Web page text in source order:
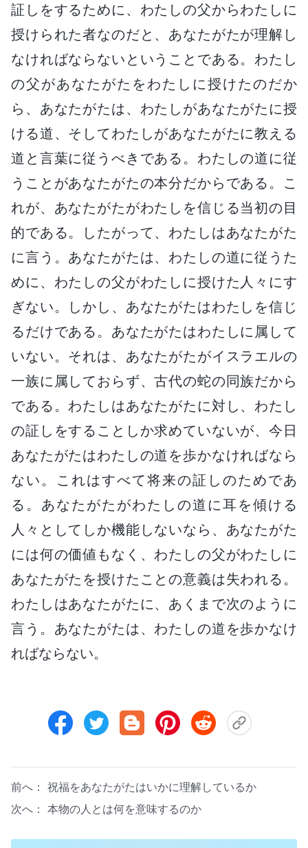
証しをするために、わたしの父からわたしに
授けられた者なのだと、あなたがたが理解し
なければならないということである。わたし
の父があなたがたをわたしに授けたのだか
ら、あなたがたは、わたしがあなたがたに授
ける道、そしてわたしがあなたがたに教える
道と言葉に従うべきである。わたしの道に従
うことがあなたがたの本分だからである。こ
れが、あなたがたがわたしを信じる当初の目
的である。したがって、わたしはあなたがた
に言う。あなたがたは、わたしの道に従うた
めに、わたしの父がわたしに授けた人々にす
ぎない。しかし、あなたがたはわたしを信じ
るだけである。あなたがたはわたしに属して
いない。それは、あなたがたがイスラエルの
一族に属しておらず、古代の蛇の同族だから
である。わたしはあなたがたに対し、わたし
の証しをすることしか求めていないが、今日
あなたがたはわたしの道を歩かなければなら
ない。これはすべて将来の証しのためであ
る。あなたがたがわたしの道に耳を傾ける
人々としてしか機能しないなら、あなたがた
には何の価値もなく、わたしの父がわたしに
あなたがたを授けたことの意義は失われる。
わたしはあなたがたに、あくまで次のように
言う。あなたがたは、わたしの道を歩かなけ
ればならない。
前へ： 祝福をあなたがたはいかに理解しているか
次へ： 本物の人とは何を意味するのか